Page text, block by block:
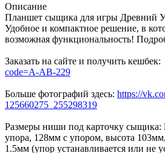
Описание
Планшет сыщика для игры Древний
Удобное и компактное решение, в
возможная функциональность!
Заказать на сайте и получить кешбек:
code=A-AB-229
Больше фотографий здесь: https://
125660275_255298319
Размеры ниши под карточку
упора, 128мм с упором, высота
1.5мм (упор устанавливается или не